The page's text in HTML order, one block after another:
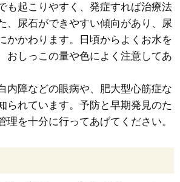
も起こりやすく、発症すれば治療法
、尿石ができやすい傾向があり、尿
かかわります。日頃からよくお水を
おしっこの量や色によく注意してあ
内障などの眼病や、肥大型心筋症な
られています。予防と早期発見のた
理を十分に行ってあげてください。